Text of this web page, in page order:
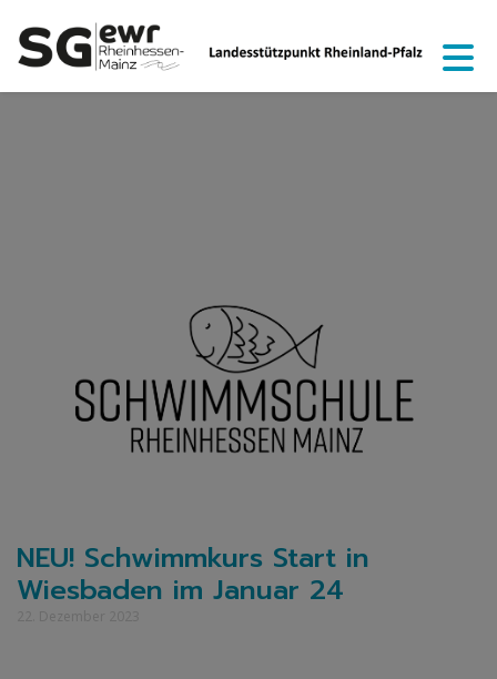
NEU! Schwimmkurs Start in
Wiesbaden im Januar 24